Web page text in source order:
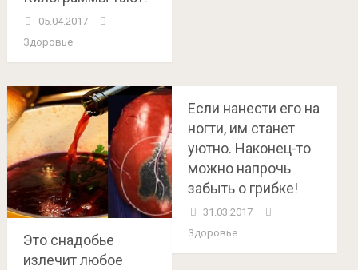
05.04.2017
Здоровье
Это снадобье
излечит любое
Если нанести его на
ногти, им станет
уютно. Наконец-то
можно напрочь
забыть о грибке!
31.03.2017
Здоровье